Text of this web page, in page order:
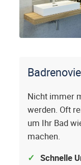
Nicht immer
werden. Oft
um Ihr Bad
machen.
Schnelle